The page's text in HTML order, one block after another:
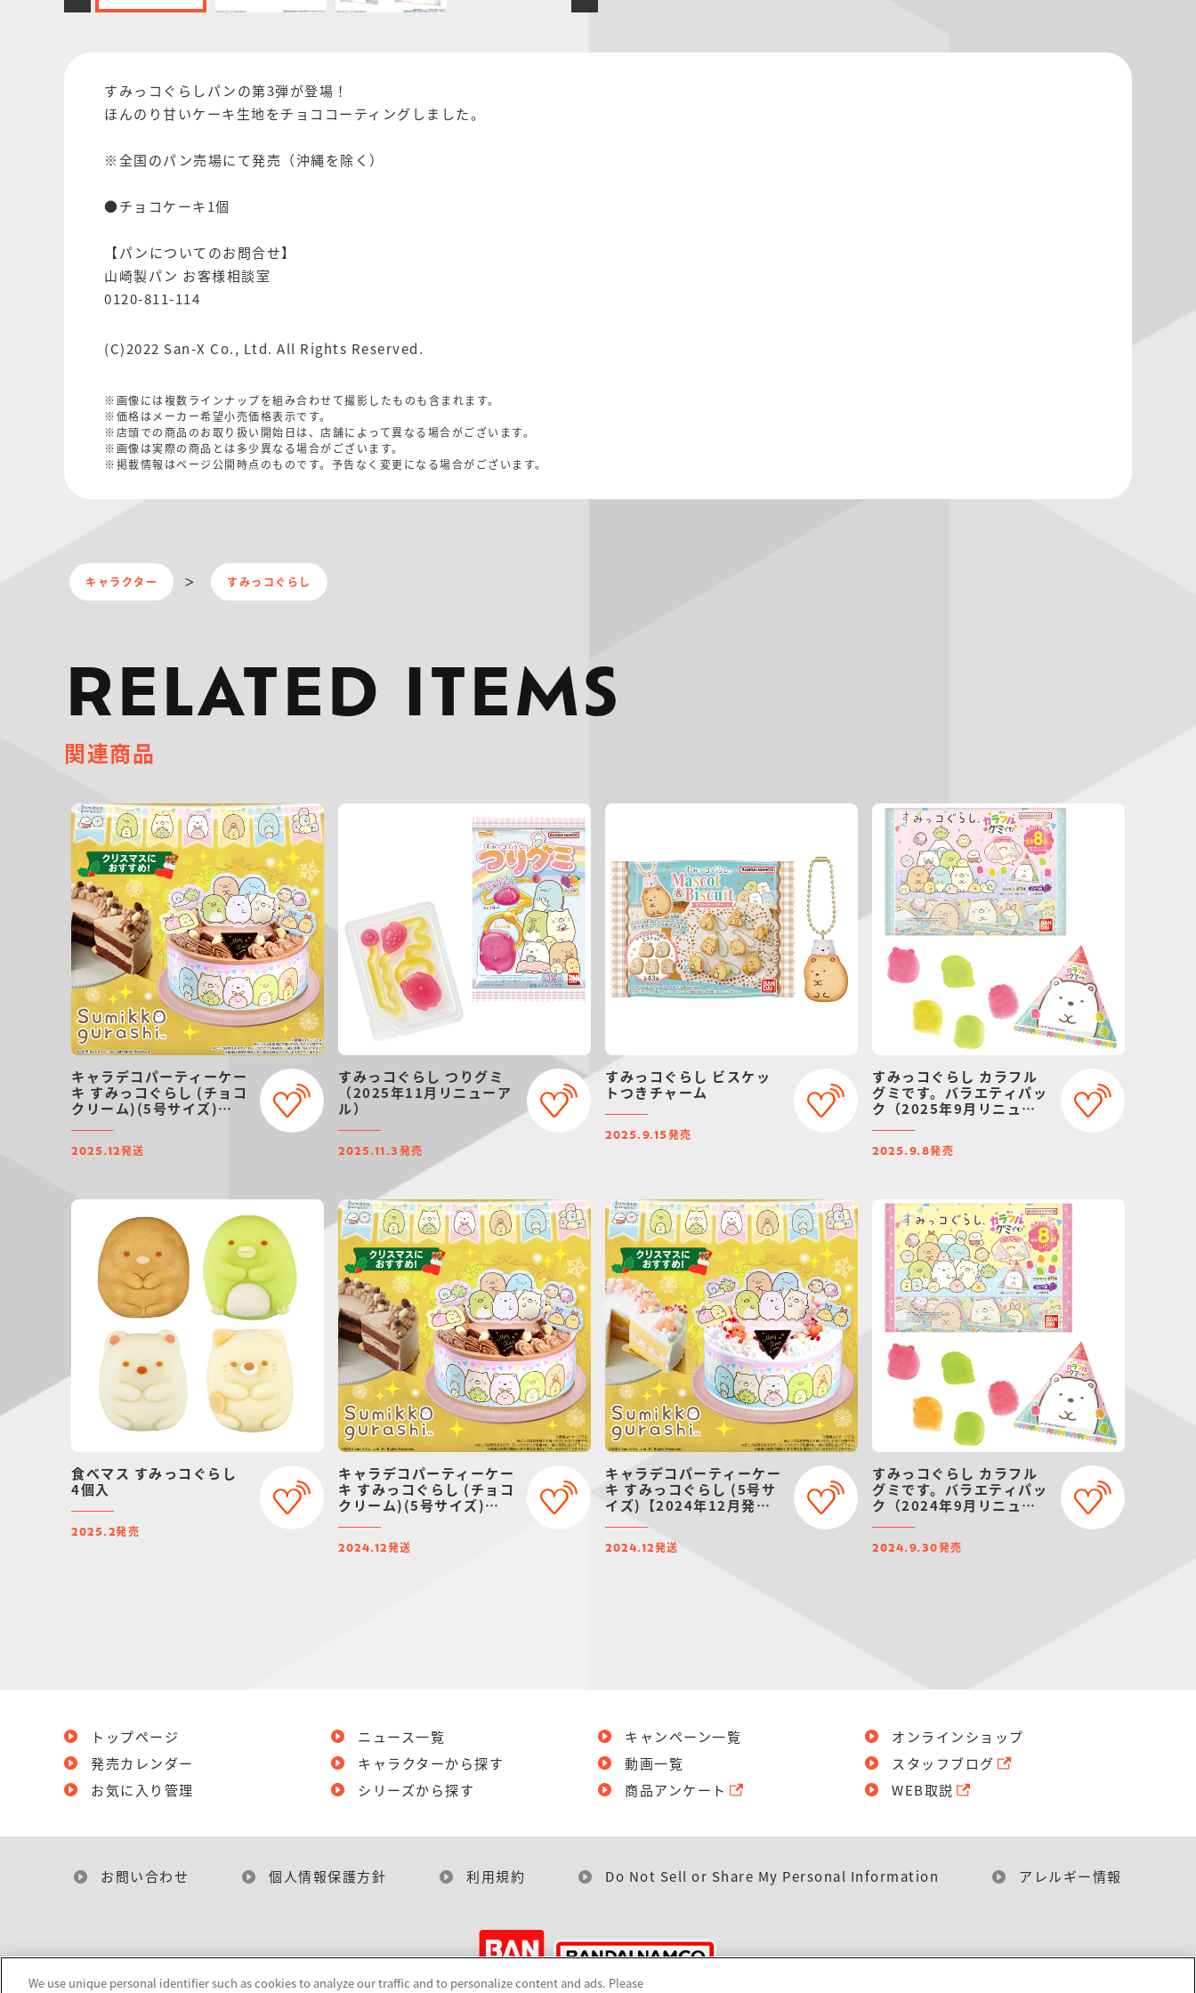
すみっコぐらしパンの第3弾が登場！
ほんのり甘いケーキ生地をチョココーティングしました。
※全国のパン売場にて発売（沖縄を除く）
●チョコケーキ1個
【パンについてのお問合せ】
山崎製パン お客様相談室
0120-811-114
(C)2022 San-X Co., Ltd. All Rights Reserved.
※画像には複数ラインナップを組み合わせて撮影したものも含まれます。
※価格はメーカー希望小売価格表示です。
※店頭での商品のお取り扱い開始日は、店舗によって異なる場合がございます。
※画像は実際の商品とは多少異なる場合がございます。
※掲載情報はページ公開時点のものです。予告なく変更になる場合がございます。
キャラクター すみっコぐらし
RELATED ITEMS
関連商品
キャラデコパーティーケー
キ すみっコぐらし (チョコ
クリーム)(5号サイズ)
スマス予約】
2025.12発送
すみっコぐらし つりグミ
（2025年11月リニューア
ル）
2025.11.3 発売
すみっコぐらし ビスケッ
トつきチャーム
2025.9.15 発売
すみっコぐらし カラフル
グミです。バラエティパッ
ク（2025年9月リニュー
2025.9.8発売
食べマス すみっコぐらし
4個入
2025.2発売
キャラデコパーティーケー
キ すみっコぐらし (チョコ
クリーム)(5号サイズ)
スマス予約】
2024.12発送
キャラデコパーティーケー
キ すみっコぐらし (5号サ
イズ)【2024年12月発
2024.12発送
すみっコぐらし カラフル
グミです。バラエティパッ
ク（2024年9月リニュー
2024.9.30発売
トップページ
発売カレンダー
お気に入り管理
ニュース一覧
キャラクターから探す
シリーズから探す
キャンペーン一覧
動画一覧
商品アンケート
オンラインショップ
スタッフブログ
WEB取説
お問い合わせ 個人情報保護方針 利用規約 Do Not Sell or Share My Personal Information アレルギー情報
We use unique personal identifier such as cookies to analyze our traffic and to personalize content and ads. Please